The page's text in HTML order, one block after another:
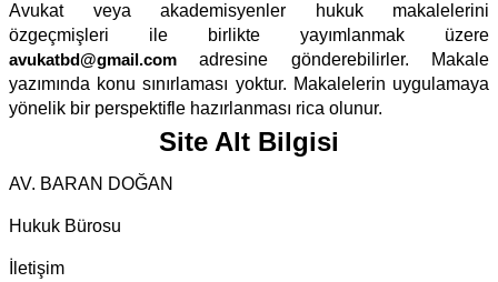
Avukat veya akademisyenler hukuk makalelerini
özgeçmişleri ile birlikte yayımlanmak üzere
avukatbd@gmail.com adresine gönderebilirler. Makale
yazımında konu sınırlaması yoktur. Makalelerin uygulamaya
yönelik bir perspektifle hazırlanması rica olunur.
Site Alt Bilgisi
AV. BARAN DOĞAN
Hukuk Bürosu
İletişim